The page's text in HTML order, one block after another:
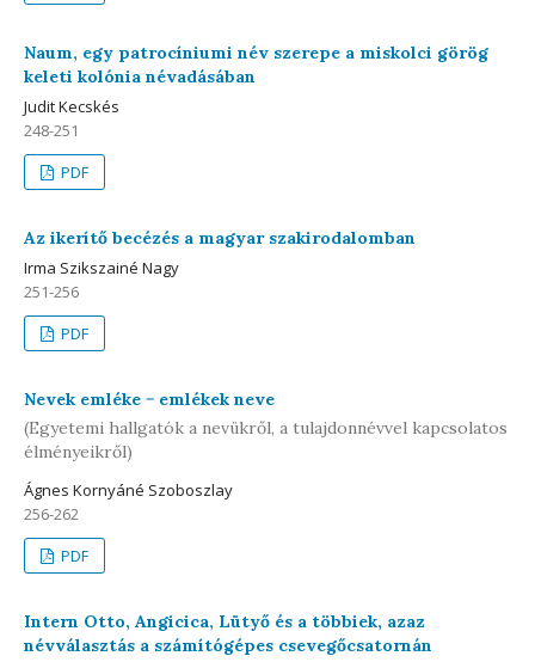
Naum, egy patrocíniumi név szerepe a miskolci görög
keleti kolónia névadásában
Judit Kecskés
248-251
PDF
Az ikerítő becézés a magyar szakirodalomban
Irma Szikszainé Nagy
251-256
PDF
Nevek emléke − emlékek neve
(Egyetemi hallgatók a nevükről, a tulajdonnévvel kapcsolatos
élményeikről)
Ágnes Kornyáné Szoboszlay
256-262
PDF
Intern Otto, Angicica, Lütyő és a többiek, azaz
névválasztás a számítógépes csevegőcsatornán